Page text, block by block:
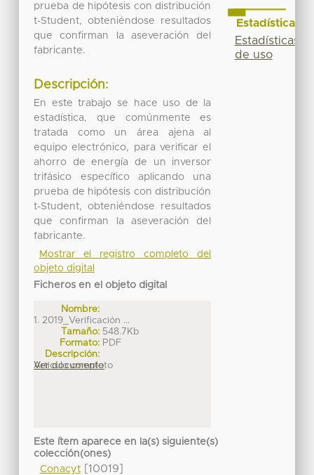
prueba de hipótesis con distribución
t-Student, obteniéndose resultados
que confirman la aseveración del
fabricante.
Descripción:
En este trabajo se hace uso de la
estadística, que comúnmente es
tratada como un área ajena al
equipo electrónico, para verificar el
ahorro de energía de un inversor
trifásico específico aplicando una
prueba de hipótesis con distribución
t-Student, obteniéndose resultados
que confirman la aseveración del
fabricante.
Mostrar el registro completo del
objeto digital
Ficheros en el objeto digital
Nombre:
1. 2019_Verificación ...
Tamaño: 548.7Kb
Formato: PDF
Descripción:
Articulo completo
Ver documento
Este ítem aparece en la(s) siguiente(s)
colección(ones)
Conacyt[10019]
Estadísticas
Estadísticas
de uso